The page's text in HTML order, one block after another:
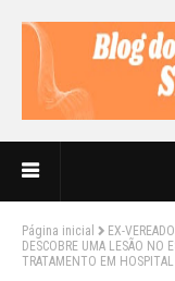
Página inicial
EX-
DESCOBRE UMA LESÃO NO
TRATAMENTO EM HOSPITAL